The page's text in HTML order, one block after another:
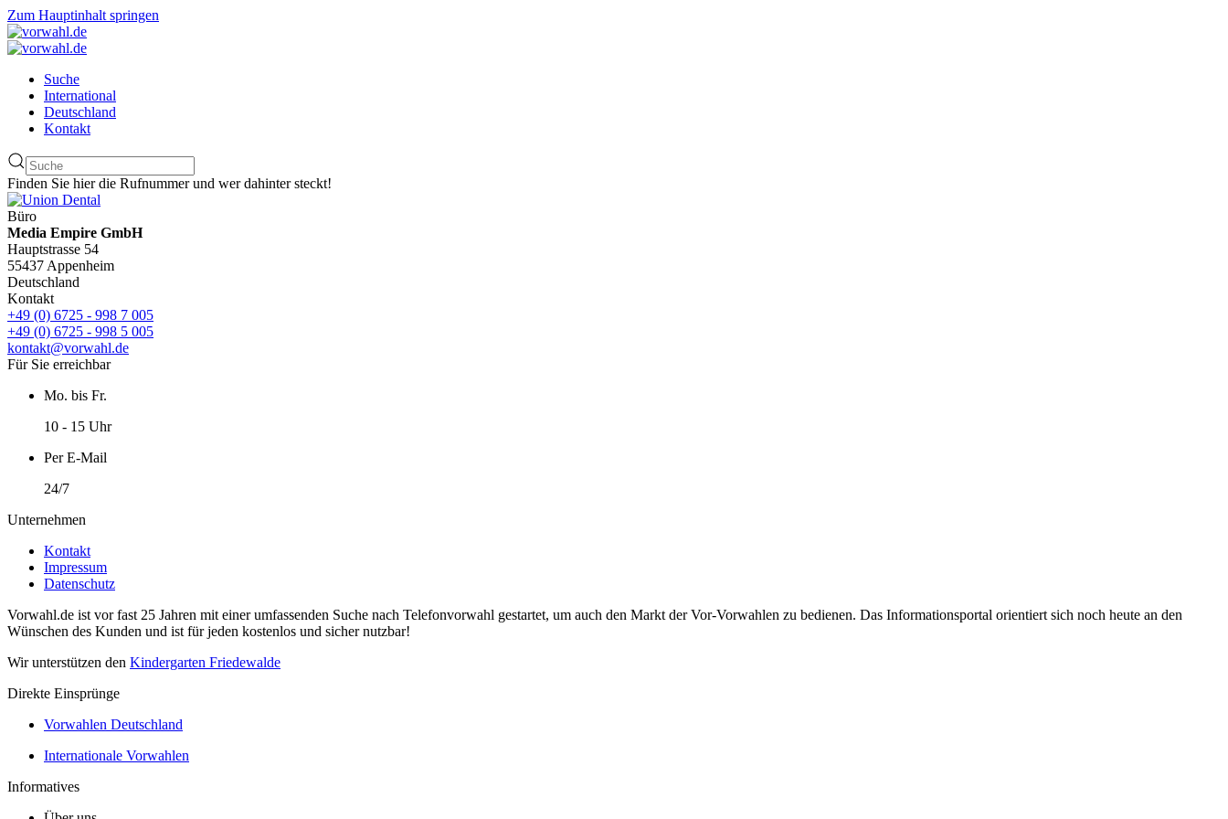
Zum Hauptinhalt springen
Suche
International
Deutschland
Kontakt
Finden Sie hier die Rufnummer und wer dahinter steckt!
Büro
Media Empire GmbH
Hauptstrasse 54
55437 Appenheim
Deutschland
Kontakt
+49 (0) 6725 - 998 7 005
+49 (0) 6725 - 998 5 005
kontakt@vorwahl.de
Für Sie erreichbar
Mo. bis Fr.
10 - 15 Uhr
Per E-Mail
24/7
Unternehmen
Kontakt
Impressum
Datenschutz
Vorwahl.de ist vor fast 25 Jahren mit einer umfassenden Suche nach Telefonvorwahl gestartet, um auch den Markt der Vor-Vorwahlen zu bedienen. Das Informationsportal orientiert sich noch heute an den
Wünschen des Kunden und ist für jeden kostenlos und sicher nutzbar!
Wir unterstützen den Kindergarten Friedewalde
Direkte Einsprünge
Vorwahlen Deutschland
Internationale Vorwahlen
Informatives